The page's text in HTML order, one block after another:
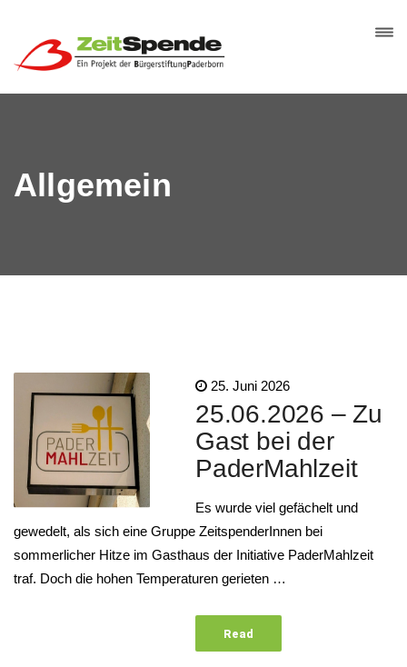
Allgemein
25. Juni 2026
25.06.2026 – Zu
Gast bei der
PaderMahlzeit
Es wurde viel gefächelt und
gewedelt, als sich eine Gruppe ZeitspenderInnen bei
sommerlicher Hitze im Gasthaus der Initiative PaderMahlzeit
traf. Doch die hohen Temperaturen gerieten …
Read